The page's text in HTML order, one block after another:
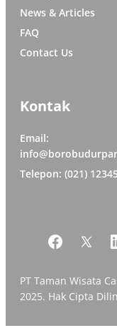
News & Articles
FAQ
Contact Us
Kontak
Email:
Telepon: (021)
PT Taman Wisata
2025. Hak Cipta